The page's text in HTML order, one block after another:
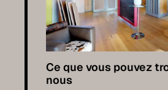
Ce que vous pouvez
nous